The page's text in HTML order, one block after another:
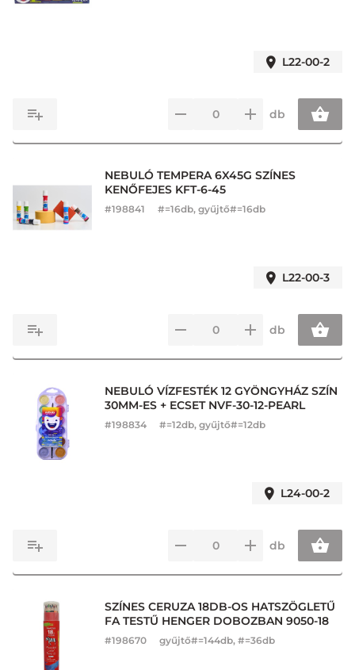
L22-00-2
db
NEBULÓ TEMPERA 6X45G SZÍNES
KENŐFEJES KFT-6-45
#198841 #=16db, gyűjtő#=16db
L22-00-3
db
NEBULÓ VÍZFESTÉK 12 GYÖNGYHÁZ SZÍN
30MM-ES + ECSET NVF-30-12-PEARL
#198834 #=12db, gyűjtő#=12db
L24-00-2
db
SZÍNES CERUZA 18DB-OS HATSZÖGLETŰ
FA TESTŰ HENGER DOBOZBAN 9050-18
#198670 gyűjtő#=144db, #=36db